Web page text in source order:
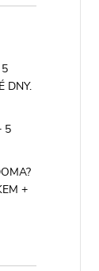
DNY.
5
+